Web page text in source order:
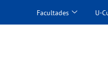
Facultades U-